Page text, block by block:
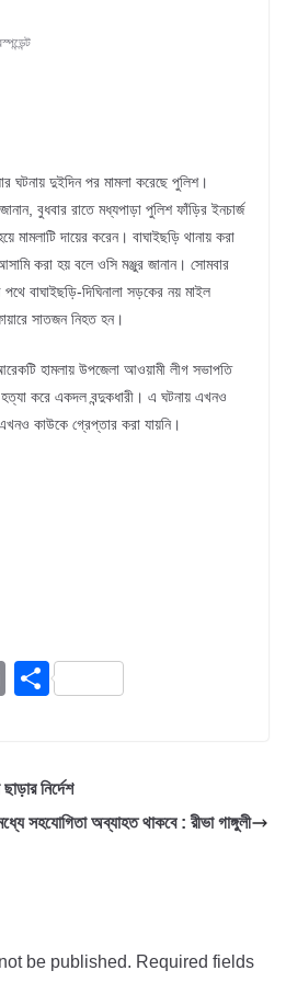
ঘটনায় দুইদিন পর মামলা করেছে পুলিশ।
বুধবার রাতে মধ্যপাড়া পুলিশ ফাঁড়ির ইনচার্জ
দায়ের করেন। বাঘাইছড়ি থানায় করা
করা হয় বলে ওসি মঞ্জুর জানান। সোমবার
পথে বাঘাইছড়ি-দিঘিনালা সড়কের নয় মাইল
সাতজন নিহত হন।
হামলায় উপজেলা আওয়ামী লীগ সভাপতি
হত্যা করে একদল বন্দুকধারী। এ ঘটনায় এখনও
কাউকে গ্রেপ্তার করা যায়নি।
E S
e
নির্দেশ
সহযোগিতা অব্যাহত থাকবে : রীভা গাঙ্গুলী
be published. Required fields